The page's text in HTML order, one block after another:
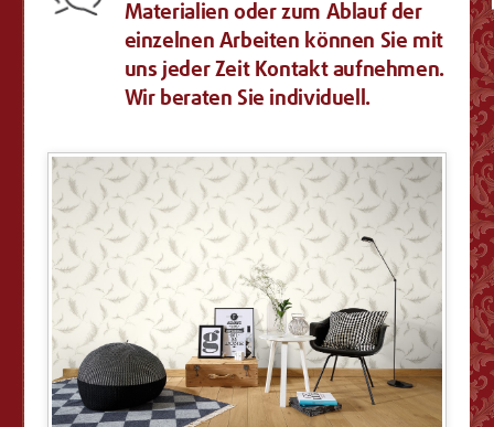
Materialien oder zum Ablauf der
einzelnen Arbeiten können Sie mit
uns jeder Zeit Kontakt aufnehmen.
Wir beraten Sie individuell.